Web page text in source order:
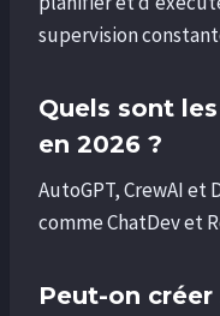
supervision
Quels sont
en 2026 ?
AutoGPT, CrewAI et
comme ChatDev et
Peut-on